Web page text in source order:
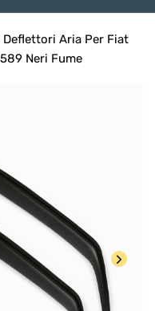
Deflettori Aria Per Fiat
Neri Fume